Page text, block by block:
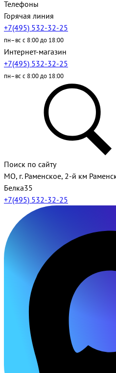
Телефоны
Горячая линия
+7(495) 532-32-25
пн–вс с 8:00 до 18:00
Интернет-магазин
+7(495) 532-32-25
пн–вс с 8:00 до 18:00
Поиск по сайту
МО, г. Раменское, 2-й км
Белка35
+7(495) 532-32-25